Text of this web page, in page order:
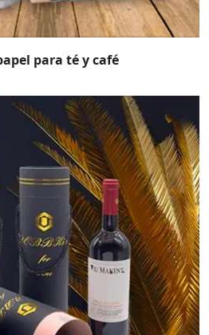
para té y café